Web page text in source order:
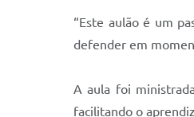
“Este aulão é um
defender em
A aula foi
facilitando o